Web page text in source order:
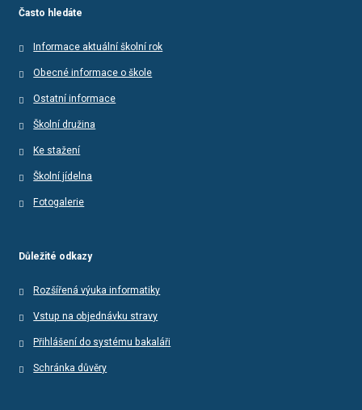
Často hledáte
Informace aktuální školní rok
Obecné informace o škole
Ostatní informace
Školní družina
Ke stažení
Školní jídelna
Fotogalerie
Důležité odkazy
Rozšířená výuka informatiky
Vstup na objednávku stravy
Přihlášení do systému bakaláři
Schránka důvěry